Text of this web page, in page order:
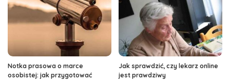
Notka prasowa o marce
osobistej: jak przygotować
Jak sprawdzić, czy lekarz online
jest prawdziwy